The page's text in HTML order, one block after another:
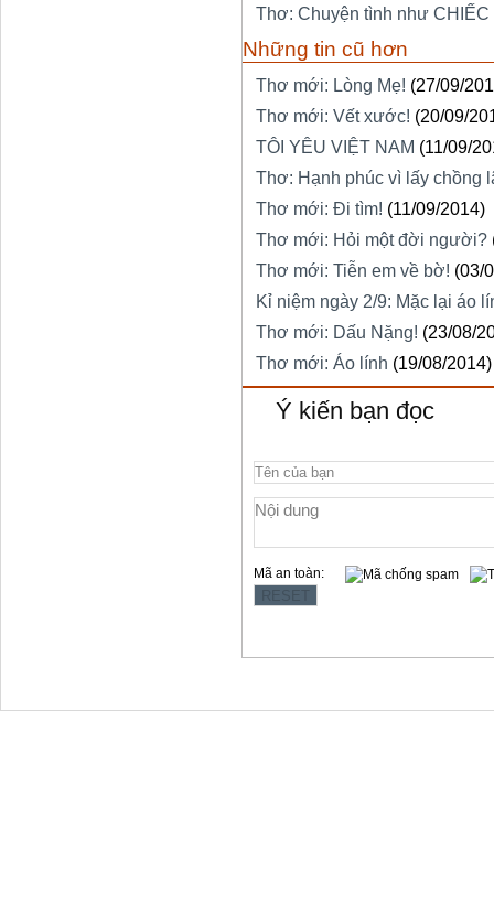
Thơ: Chuyện tình như CHIẾC
Những tin cũ hơn
Thơ mới: Lòng Mẹ! (27/09/
Thơ mới: Vết xước! (20/09/
TÔI YÊU VIỆT NAM (11/09/
Thơ: Hạnh phúc vì lấy chồng
Thơ mới: Đi tìm! (11/09/2014)
Thơ mới: Hỏi một đời người?
Thơ mới: Tiễn em về bờ! (03/
Kỉ niệm ngày 2/9: Mặc lại áo
Thơ mới: Dấu Nặng! (23/08/
Thơ mới: Áo lính (19/08/2014)
Ý kiến bạn đọc
Mã an toàn: